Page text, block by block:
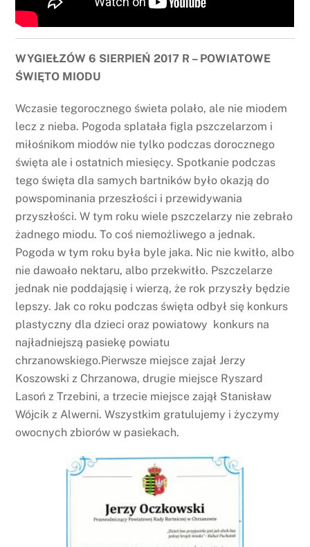
WYGIEŁZÓW 6 SIERPIEŃ 2017 R – POWIATOWE
ŚWIĘTO MIODU
Wczasie tegorocznego świeta polało, ale nie miodem
lecz z nieba. Pogoda splatała figla pszczelarzom i
miłośnikom miodów nie tylko podczas dorocznego
święta ale i ostatnich miesięcy. Spotkanie podczas
tego święta dla samych bartników było okazją do
powspominania przeszłości i przewidywania
przyszłości. W tym roku wiele pszczelarzy nie zebrało
żadnego miodu. To coś niemożliwego a jednak.
Pogoda w tym roku była byle jaka. Nic nie kwitło, albo
nie dawoało nektaru, albo przekwitło. Pszczelarze
jednak nie poddająsię i wierzą, że rok przyszły będzie
lepszy. Jak co roku podczas święta odbył się konkurs
plastyczny dla dzieci oraz powiatowy konkurs na
najładniejszą pasiekę powiatu
chrzanowskiego.Pierwsze miejsce zajał Jerzy
Koszowski z Chrzanowa, drugie miejsce Ryszard
Lasoń z Trzebini, a trzecie miejsce zajął Stanisław
Wójcik z Alwerni. Wszystkim gratulujemy i życzymy
owocnych zbiorów w pasiekach.